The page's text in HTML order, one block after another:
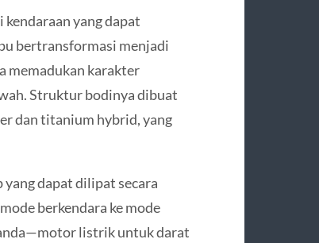
yang dapat
bertransformasi menjadi
memadukan karakter
Struktur bodinya dibuat
dan titanium hybrid, yang
dapat dilipat secara
berkendara ke mode
listrik untuk darat